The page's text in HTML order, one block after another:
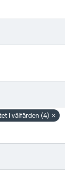
i välfärden (4)